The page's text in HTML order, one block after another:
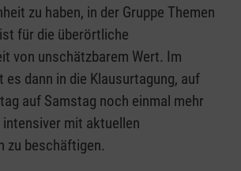
zu haben, in der Gruppe Themen
für die überörtliche
von unschätzbarem Wert. Im
es dann in die Klausurtagung, auf
auf Samstag noch einmal mehr
intensiver mit aktuellen
zu beschäftigen.